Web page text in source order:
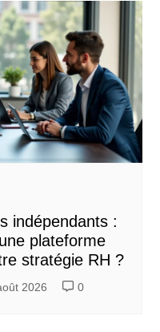
indépendants :
plateforme
stratégie RH ?
2026 0